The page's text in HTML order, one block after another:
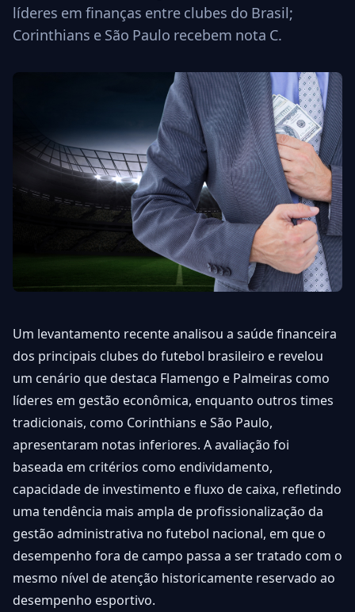
líderes em finanças entre clubes do Brasil;
Corinthians e São Paulo recebem nota C.
Um levantamento recente analisou a saúde financeira
dos principais clubes do futebol brasileiro e revelou
um cenário que destaca Flamengo e Palmeiras como
líderes em gestão econômica, enquanto outros times
tradicionais, como Corinthians e São Paulo,
apresentaram notas inferiores. A avaliação foi
baseada em critérios como endividamento,
capacidade de investimento e fluxo de caixa, refletindo
uma tendência mais ampla de profissionalização da
gestão administrativa no futebol nacional, em que o
desempenho fora de campo passa a ser tratado com o
mesmo nível de atenção historicamente reservado ao
desempenho esportivo.